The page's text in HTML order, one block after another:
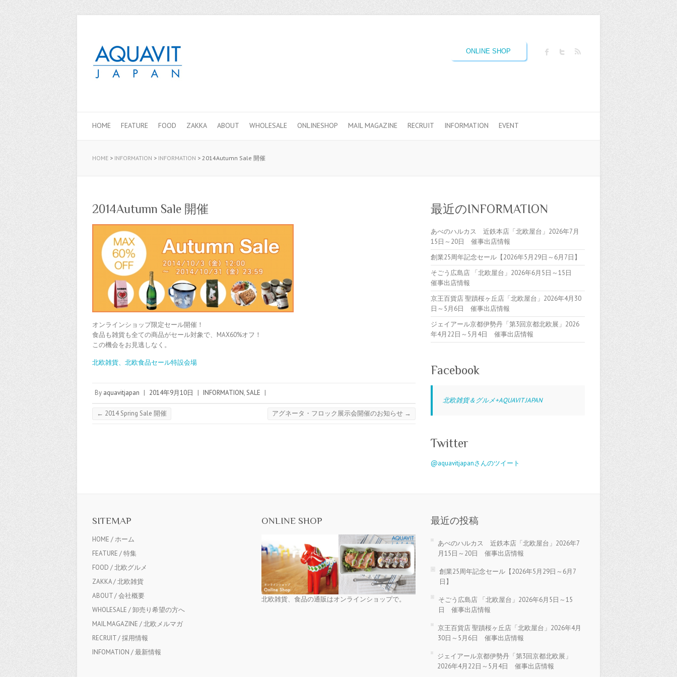
ONLINE SHOP
HOME FEATURE FOOD ZAKKA ABOUT WHOLESALE ONLINESHOP MAIL MAGAZINE RECRUIT INFORMATION EVENT
HOME > INFORMATION > INFORMATION > 2014Autumn Sale 開催
2014Autumn Sale 開催
オンラインショップ限定セール開催！
食品も雑貨も全ての商品がセール対象で、MAX60%オフ！
この機会をお見逃しなく。
北欧雑貨、北欧食品セール特設会場
By aquavitjapan | 2014年9月10日 | INFORMATION,SALE |
← 2014 Spring Sale 開催 アグネータ・フロック展示会開催のお知らせ →
最近のINFORMATION
あべのハルカス 近鉄本店「北欧屋台」2026年7月
15日～20日 催事出店情報
創業25周年記念セール【2026年5月29日～6月7日】
そごう広島店 「北欧屋台」2026年6月5日～15日
催事出店情報
京王百貨店 聖蹟桜ヶ丘店「北欧屋台」2026年4月30
日～5月6日 催事出店情報
ジェイアール京都伊勢丹「第3回京都北欧展」2026
年4月22日～5月4日 催事出店情報
Facebook
北欧雑貨＆グルメ+AQUAVIT JAPAN
Twitter
@aquavitjapanさんのツイート
SITEMAP
HOME / ホーム
FEATURE / 特集
FOOD / 北欧グルメ
ZAKKA / 北欧雑貨
ABOUT / 会社概要
WHOLESALE / 卸売り希望の方へ
MAIL MAGAZINE / 北欧メルマガ
RECRUIT / 採用情報
INFOMATION / 最新情報
ONLINE SHOP
北欧雑貨、食品の通販はオンラインショップで。
最近の投稿
あべのハルカス 近鉄本店「北欧屋台」2026年7
月15日～20日 催事出店情報
創業25周年記念セール【2026年5月29日～6月7
日】
そごう広島店 「北欧屋台」2026年6月5日～15
日 催事出店情報
京王百貨店 聖蹟桜ヶ丘店「北欧屋台」2026年4月
30日～5月6日 催事出店情報
ジェイアール京都伊勢丹「第3回京都北欧展」
2026年4月22日～5月4日 催事出店情報